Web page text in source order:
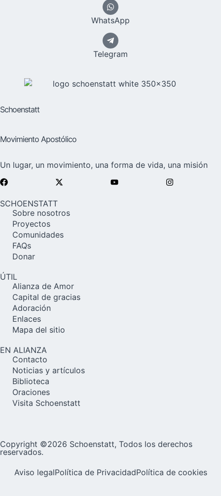
WhatsApp
Telegram
Schoenstatt
Movimiento Apostólico
Un lugar, un movimiento, una forma de vida, una misión
SCHOENSTATT
Sobre nosotros
Proyectos
Comunidades
FAQs
Donar
ÚTIL
Alianza de Amor
Capital de gracias
Adoración
Enlaces
Mapa del sitio
EN ALIANZA
Contacto
Noticias y artículos
Biblioteca
Oraciones
Visita Schoenstatt
Copyright ©2026 Schoenstatt, Todos los derechos
reservados.
Aviso legalPolítica de PrivacidadPolítica de cookies